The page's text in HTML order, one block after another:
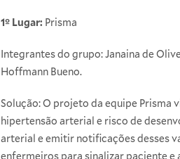
1º Lugar: Prisma
Integrantes do grupo: Janaina de
Hoffmann Bueno.
Solução: O projeto da equipe
hipertensão arterial e risco de
arterial e emitir notificações desses
enfermeiros para sinalizar paciente